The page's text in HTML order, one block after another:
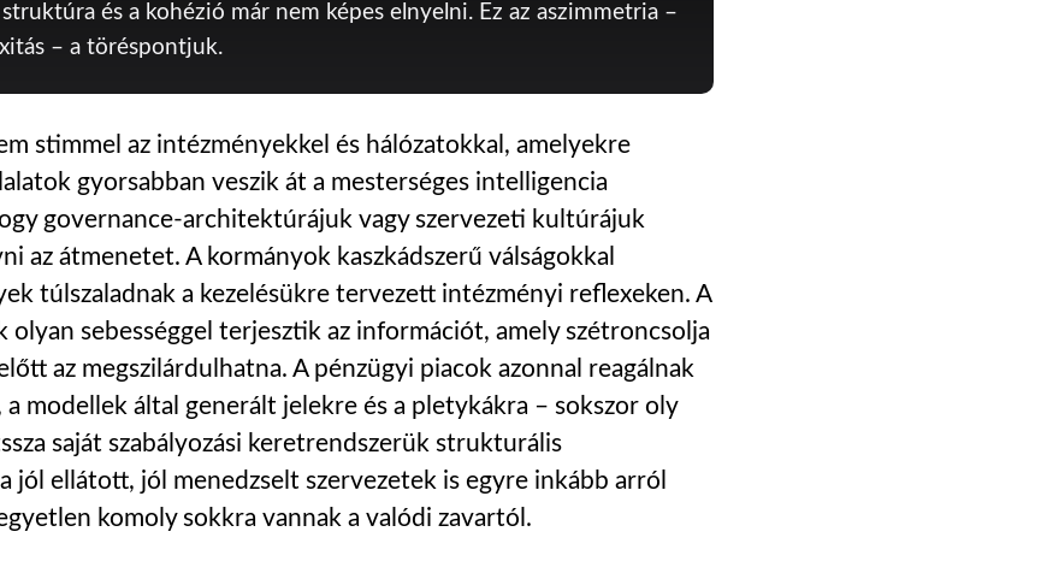
és a kohézió már nem képes elnyelni. Ez az aszimmetria –
– a töréspontjuk.
stimmel az intézményekkel és hálózatokkal, amelyekre
gyorsabban veszik át a mesterséges intelligencia
governance-architektúrájuk vagy szervezeti kultúrájuk
az átmenetet. A kormányok kaszkádszerű válságokkal
túlszaladnak a kezelésükre tervezett intézményi reflexeken. A
olyan sebességgel terjesztik az információt, amely szétroncsolja
az megszilárdulhatna. A pénzügyi piacok azonnal reagálnak
a modellek által generált jelekre és a pletykákra – sokszor oly
saját szabályozási keretrendszerük strukturális
jól ellátott, jól menedzselt szervezetek is egyre inkább arról
komoly sokkra vannak a valódi zavartól.